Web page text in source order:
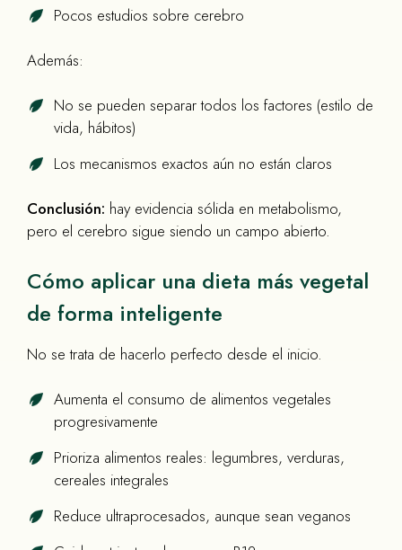
Pocos estudios sobre cerebro
Además:
No se pueden separar todos los factores (estilo de
vida, hábitos)
Los mecanismos exactos aún no están claros
Conclusión: hay evidencia sólida en metabolismo,
pero el cerebro sigue siendo un campo abierto.
Cómo aplicar una dieta más vegetal
de forma inteligente
No se trata de hacerlo perfecto desde el inicio.
Aumenta el consumo de alimentos vegetales
progresivamente
Prioriza alimentos reales: legumbres, verduras,
cereales integrales
Reduce ultraprocesados, aunque sean veganos